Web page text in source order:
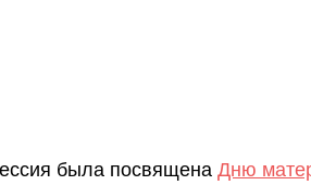
была посвящена Дню